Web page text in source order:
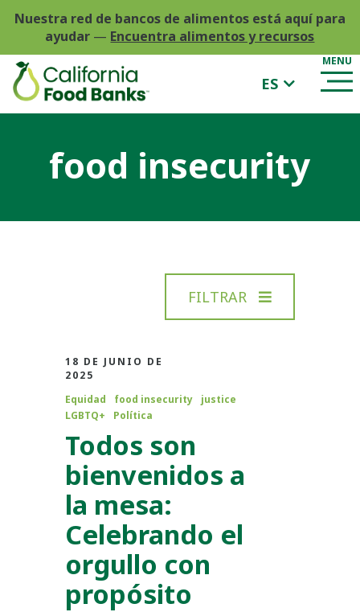
Nuestra red de bancos de alimentos está aquí para
ayudar — Encuentra alimentos y recursos
ES
food insecurity
FILTRAR
18 DE JUNIO DE
2025
Equidad
food insecurity
justice
LGBTQ+
Política
Todos son
bienvenidos a
la mesa:
Celebrando el
orgullo con
propósito